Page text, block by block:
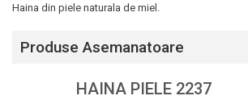
Haina din piele naturala de miel.
Produse Asemanatoare
HAINA PIELE 2237